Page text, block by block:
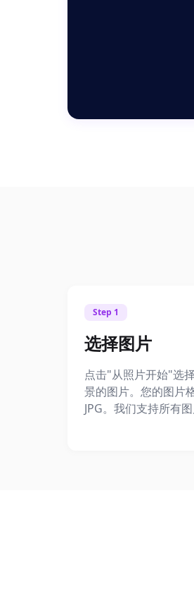
Step 1
选择图片
点击"从照片开始"选
景的图片。您的图片
JPG。我们支持所有图